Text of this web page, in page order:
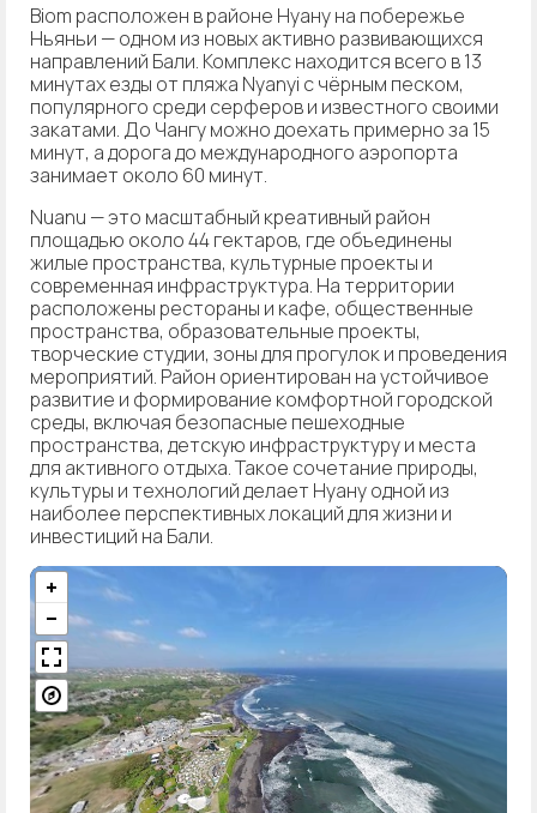
Biom расположен в районе Нуану на побережье
Ньяньи — одном из новых активно развивающихся
направлений Бали. Комплекс находится всего в 13
минутах езды от пляжа Nyanyi с чёрным песком,
популярного среди серферов и известного своими
закатами. До Чангу можно доехать примерно за 15
минут, а дорога до международного аэропорта
занимает около 60 минут.
Nuanu — это масштабный креативный район
площадью около 44 гектаров, где объединены
жилые пространства, культурные проекты и
современная инфраструктура. На территории
расположены рестораны и кафе, общественные
пространства, образовательные проекты,
творческие студии, зоны для прогулок и проведения
мероприятий. Район ориентирован на устойчивое
развитие и формирование комфортной городской
среды, включая безопасные пешеходные
пространства, детскую инфраструктуру и места
для активного отдыха. Такое сочетание природы,
культуры и технологий делает Нуану одной из
наиболее перспективных локаций для жизни и
инвестиций на Бали.